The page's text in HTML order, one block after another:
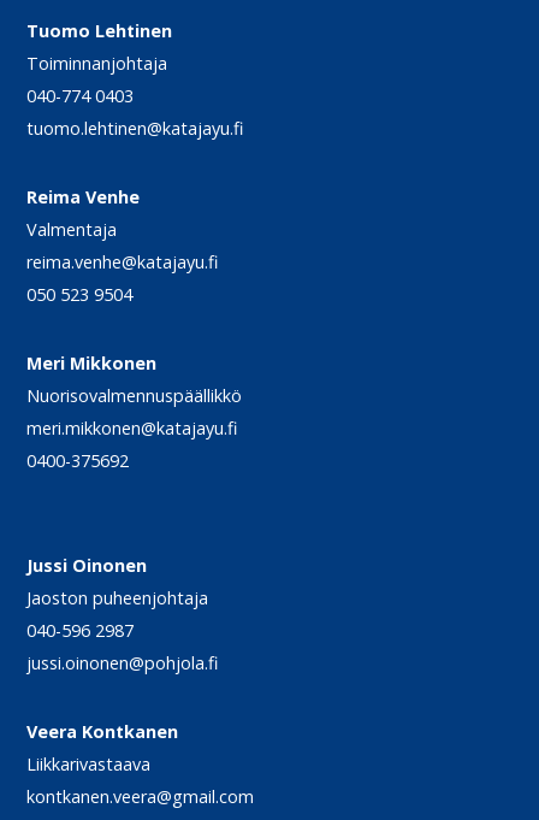
Tuomo Lehtinen
Toiminnanjohtaja
040-774 0403
tuomo.lehtinen@katajayu.fi
Reima Venhe
Valmentaja
reima.venhe@katajayu.fi
050 523 9504
Meri Mikkonen
Nuorisovalmennuspäällikkö
meri.mikkonen@katajayu.fi
0400-375692
Jussi Oinonen
Jaoston puheenjohtaja
040-596 2987
jussi.oinonen@pohjola.fi
Veera Kontkanen
Liikkarivastaava
kontkanen.veera@gmail.com